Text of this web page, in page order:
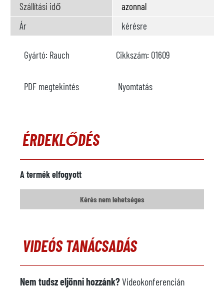
Szállítási idő
azonnal
Ár
kérésre
Gyártó: Rauch Cikkszám: O1609
PDF megtekintés Nyomtatás
ÉRDEKLŐDÉS
A termék elfogyott
Kérés nem lehetséges
VIDEÓS TANÁCSADÁS
Nem tudsz eljönni hozzánk?Videokonferencián